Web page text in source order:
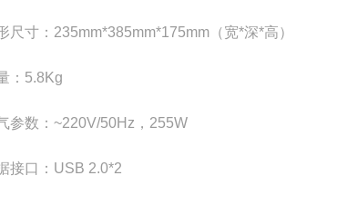
尺寸：235mm*385mm*175mm（宽*深*高）
：5.8Kg
参数：~220V/50Hz，255W
接口：USB 2.0*2